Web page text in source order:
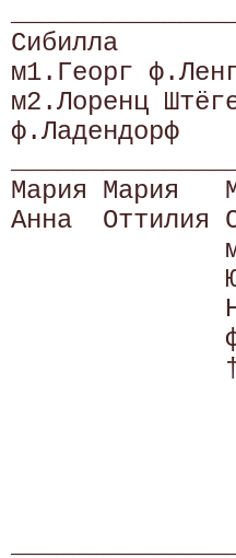
Сибилла
м1.Георг
м2.Лоренц
Мария
Анна